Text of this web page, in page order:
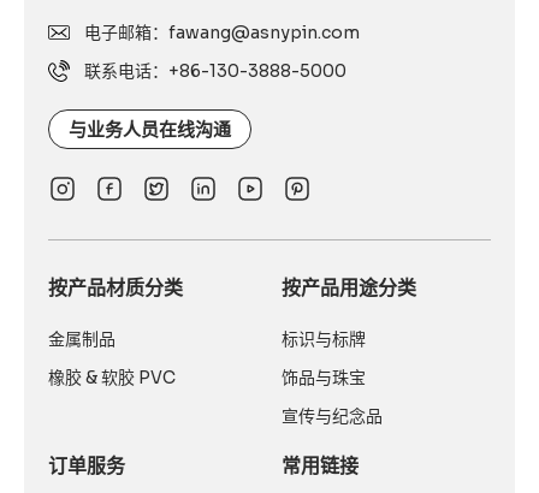
电子邮箱：fawang@asnypin.com
联系电话：+86-130-3888-5000
与业务人员在线沟通
按产品材质分类
金属制品
橡胶 & 软胶 PVC
订单服务
按产品用途分类
标识与标牌
饰品与珠宝
宣传与纪念品
常用链接